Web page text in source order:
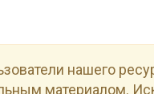
нашего
материалом.